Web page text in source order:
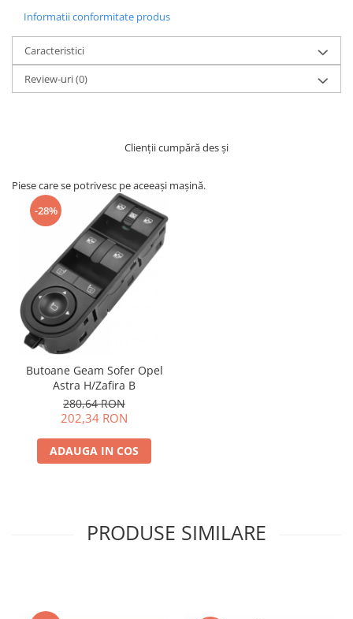
Informatii conformitate produs
Caracteristici
Review-uri(0)
Clienții cumpără des și
Piese care se potrivesc pe aceeași mașină.
-28%
Butoane Geam Sofer Opel
Astra H/Zafira B
280,64 RON
202,34 RON
ADAUGA IN COS
PRODUSE SIMILARE